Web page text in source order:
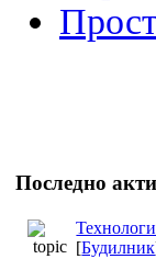
Последно
[Будилник